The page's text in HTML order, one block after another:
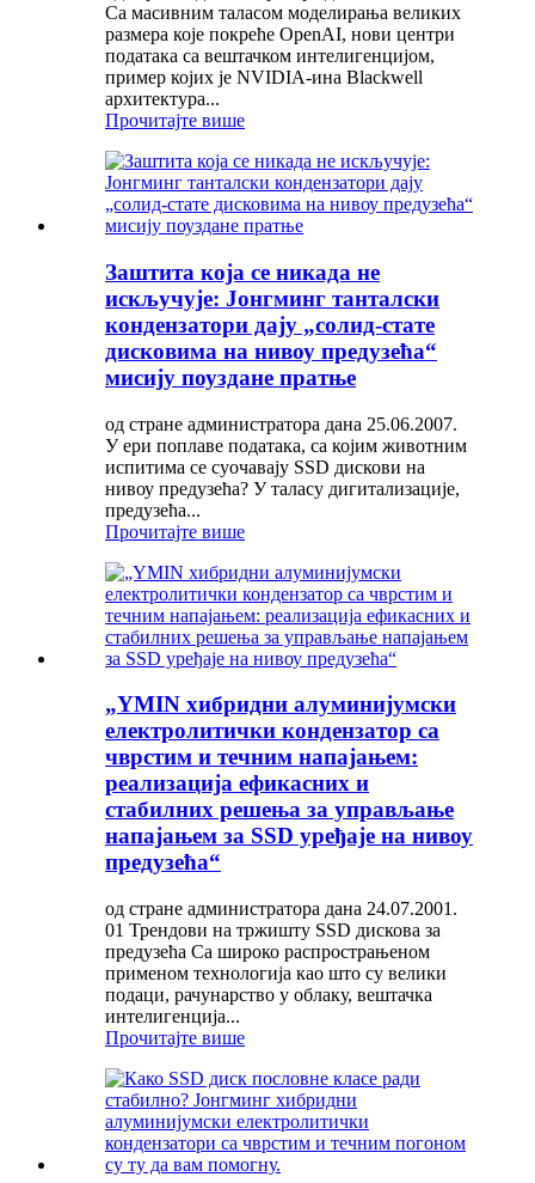
Са масивним таласом моделирања великих
размера које покреће OpenAI, нови центри
података са вештачком интелигенцијом,
пример којих је NVIDIA-ина Blackwell
архитектура...
Прочитајте више
Заштита која се никада не
искључује: Јонгминг танталски
кондензатори дају „солид-стате
дисковима на нивоу предузећа“
мисију поуздане пратње
од стране администратора дана 25.06.2007.
У ери поплаве података, са којим животним
испитима се суочавају SSD дискови на
нивоу предузећа? У таласу дигитализације,
предузећа...
Прочитајте више
„YMIN хибридни алуминијумски
електролитички кондензатор са
чврстим и течним напајањем:
реализација ефикасних и
стабилних решења за управљање
напајањем за SSD уређаје на нивоу
предузећа“
од стране администратора дана 24.07.2001.
01 Трендови на тржишту SSD дискова за
предузећа Са широко распрострањеном
применом технологија као што су велики
подаци, рачунарство у облаку, вештачка
интелигенција...
Прочитајте више